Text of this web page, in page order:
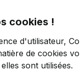
cookies !
d'utilisateur,
de cookies
sont utilisées.